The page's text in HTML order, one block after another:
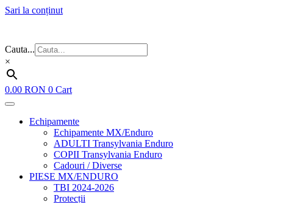
Sari la conținut
Cauta...
×
0.00 RON 0 Cart
Echipamente
Echipamente MX/Enduro
ADULTI Transylvania Enduro
COPII Transylvania Enduro
Cadouri / Diverse
PIESE MX/ENDURO
TBI 2024-2026
Protecții